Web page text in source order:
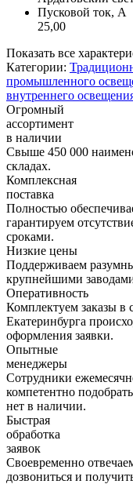
Пусковой ток, А
25,00
Показать все
Категории:
промышленного
внутреннего
Огромный
ассортимент
в наличии
Свыше 450 000
складах.
Комплексная
поставка
Полностью
гарантируем
сроками.
Низкие цены
Поддерживаем
крупнейшими
Оперативность
Комплектуем заказы в
Екатеринбурга
оформления заявки.
Опытные
менеджеры
Сотрудники
компетентно
нет в наличии.
Быстрая
обработка
заявок
Своевременно
дозвониться и